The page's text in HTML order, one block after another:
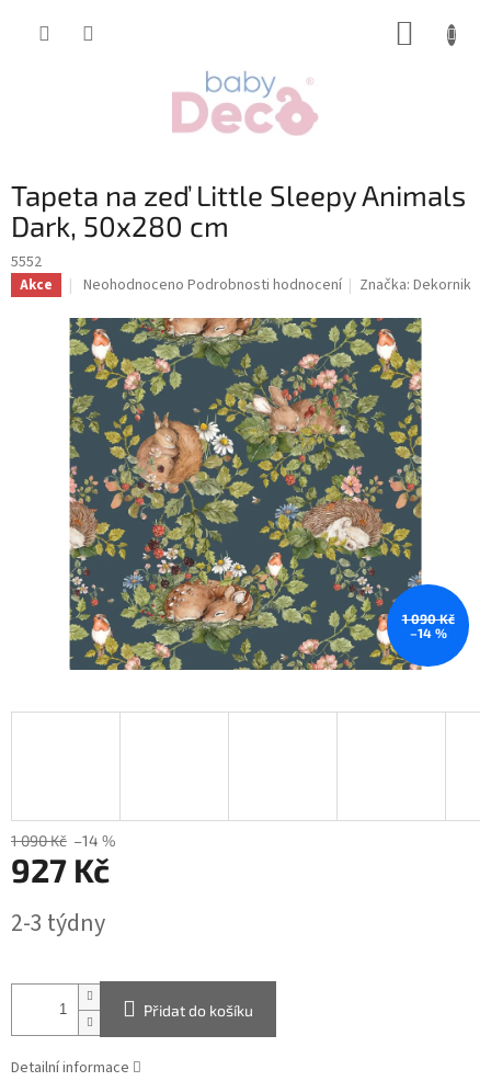
Tapeta na zeď Little Sleepy Animals
Dark, 50x280 cm
5552
Akce
Průměrné
produktu
je
0,0
5
hvězdiček.
Neohodnoceno Podrobnosti hodnocení Značka:Dekornik
1 090 Kč
–14 %
1 090 Kč –14 %
927 Kč
cena:
2-3 týdny
Přidat do košíku
Detailní informace